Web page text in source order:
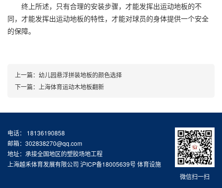
终上所述，只有合理的安装步骤，才能发挥出运动地板的不
同，才能发挥出运动地板的特性，才能对球员的身体提供一个安全
的保障。
上一篇： 幼儿园悬浮拼装地板的颜色选择
下一篇：
上海体育运动木地板翻新
微信扫一扫
电话： 18136190858
邮箱：302838270@qq.com
地址：承接全国地区的塑胶场地工程
上海越禾体育发展有限公司 沪ICP备18005639号体育设施